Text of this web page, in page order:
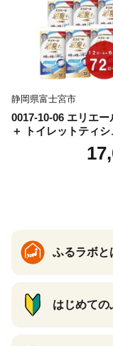
静岡県富士宮市
0017-10-06 エリエー
＋ トイレットティシ
っかり香るフレッシ
の香り ダブル 12ロ
ふるラボと
はじめての